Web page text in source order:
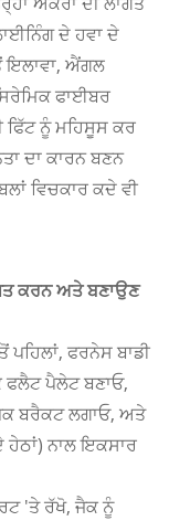
ਦੇ ਹਵਾ ਦੇ
ਇਲਾਵਾ, ਐਂਗਲ
ਫਾਈਬਰ
ਫਿੱਟ ਨੂੰ ਮਹਿਸੂਸ ਕਰ
ਦਾ ਕਾਰਨ ਬਣਨ
ਵਿਚਕਾਰ ਕਦੇ ਵੀ
ਕਰਨ ਅਤੇ ਬਣਾਉਣ
ਪਹਿਲਾਂ, ਫਰਨੇਸ ਬਾਡੀ
ਫਲੈਟ ਪੈਲੇਟ ਬਣਾਓ,
ਬਰੈਕਟ ਲਗਾਓ, ਅਤੇ
ਨਾਲ ਇਕਸਾਰ
'ਤੇ ਰੱਖੋ, ਜੈਕ ਨੂੰ